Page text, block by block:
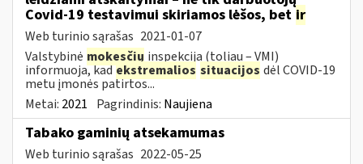
Covid-19 testavimui skiriamos lėšos, bet ir
Web turinio sąrašas 2021-01-07
Valstybinė mokesčių inspekcija (toliau – VMI)
informuoja, kadekstremalios situacijos dėl COVID-19
metu įmonės patirtos...
Metai: 2021 Pagrindinis: Naujiena
Tabako gaminių atsekamumas
Web turinio sąrašas 2022-05-25